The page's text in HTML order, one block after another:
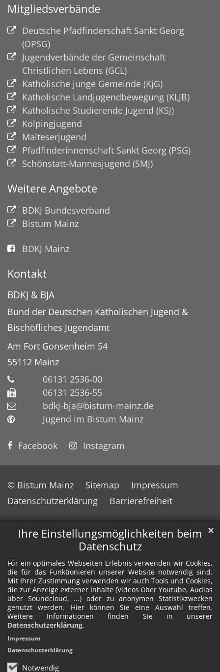
Ihre Einstellungsmöglichkeiten beim
Datenschutz
Für ein optimales Webseiten-Erlebnis verwenden wir Cookies,
die für das Funktionieren unserer Website notwendig sind.
Mit Ihrer Zustimmung verwenden wir auch Tools und Cookies,
die zur Anzeige externer Inhalte (Videos über Youtube, Audios
über Soundcloud, ...) oder zu anonymen Statistikzwecken
genutzt werden. Hier können Sie eine Auswahl treffen.
Weitere Informationen finden Sie in unserer
Datenschutzerklärung.
Notwendig
✕
Impressum
Datenschutzerklärung
Mitgliedsverbände
Deutsche Pfadfinderschaft Sankt Georg
(DPSG)
Jugendverbände der Gemeinschaft
Christlichen Lebens (GCL)
Katholische junge Gemeinde (KjG)
Katholische Landjugendbewegung (KLJB)
Katholische Studierende Jugend (KSJ)
Kolpingjugend
Malteserjugend
Pfadfinderinnenschaft Sankt Georg (PSG)
Schönstatt-Mannesjugend (SMJ)
Weitere Angebote
BDKJ Bundesverband
Bistum Mainz
BDKJ Mainz
Kontakt
BDKJ & BJA
Bund der Deutschen Katholischen Jugend &
Bischöfliches Jugendamt
Am Fort Gonsenheim 54
55112 Mainz
06131 2536-00
06131 2536-55
bdkj-bja@bistum-mainz.de
Jugend im Bistum Mainz
Facebook Instagram
© Bistum Mainz Sitemap
Impressum
Datenschutzerklärung
Barrierefreiheit